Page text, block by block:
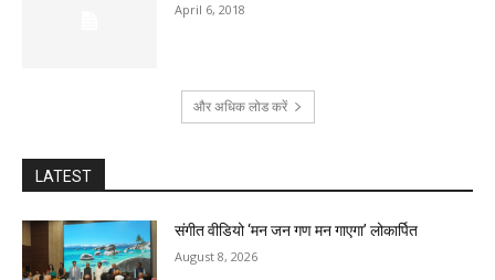
April 6, 2018
और अधिक लोड करें
LATEST
संगीत वीडियो ‘मन जन गण मन गाएगा’ लोकार्पित
August 8, 2026